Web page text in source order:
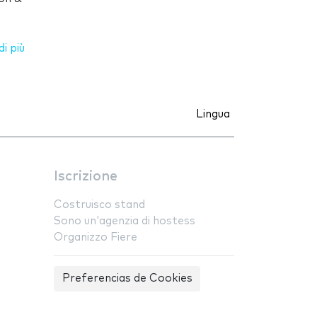
più
Lingua
Iscrizione
Costruisco stand
Sono un'agenzia di hostess
Organizzo Fiere
Preferencias de Cookies